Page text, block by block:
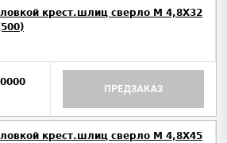
крест.шлиц сверло М 4,8Х32
ПРЕДЗАКАЗ
крест.шлиц сверло М 4,8Х45